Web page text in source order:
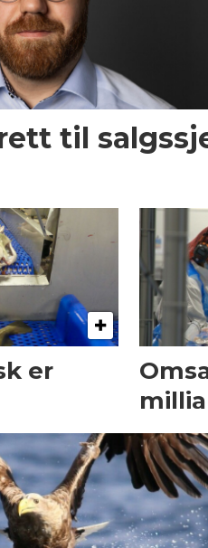
til
er